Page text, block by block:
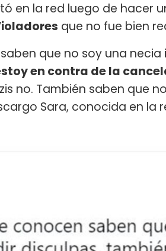
en la red luego de hacer
que no fue bien
que no soy una
en contra de la
no. También saben que
Sara, conocida en la